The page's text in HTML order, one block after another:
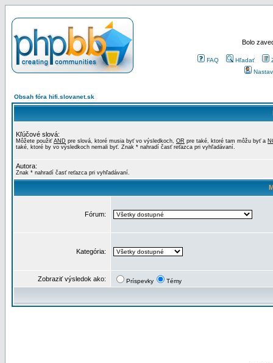
Bolo
FAQ Hľadať
Obsah fóra hifi.slovanet.sk
Kľúčové slová:
Môžete použiť AND pre slová, ktoré musia byť vo výsledkoch, OR pre také, ktoré tam môžu byť a
také, ktoré by vo výsledkoch nemali byť. Znak * nahradí časť reťazca pri vyhľadávaní.
Autora:
Znak * nahradí časť reťazca pri vyhľadávaní.
Fórum:
Kategória:
Zobraziť výsledok ako: Príspevky Témy